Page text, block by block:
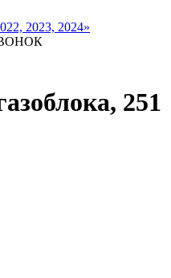
2023, 2024»
251